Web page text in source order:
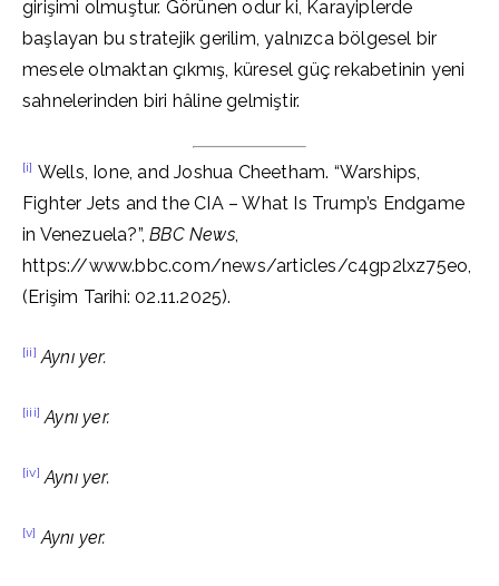
girişimi olmuştur. Görünen odur ki, Karayiplerde
başlayan bu stratejik gerilim, yalnızca bölgesel bir
mesele olmaktan çıkmış, küresel güç rekabetinin yeni
sahnelerinden biri hâline gelmiştir.
[i] Wells, Ione, and Joshua Cheetham. “Warships,
Fighter Jets and the CIA – What Is Trump’s Endgame
in Venezuela?”,BBC News,
https://www.bbc.com/news/articles/c4gp2lxz75eo,
(Erişim Tarihi: 02.11.2025).
[ii] Aynı yer.
[iii] Aynı yer.
[iv] Aynı yer.
[v] Aynı yer.